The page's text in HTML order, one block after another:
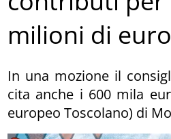
milioni di
In una mozione il
cita anche i 600 mila
europeo Toscolano) di